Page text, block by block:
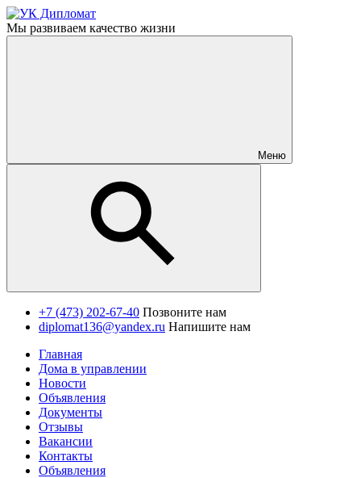
Мы развиваем качество жизни
Меню
+7 (473) 202-67-40 Позвоните нам
diplomat136@yandex.ru Напишите нам
Главная
Дома в управлении
Новости
Объявления
Документы
Отзывы
Вакансии
Контакты
Объявления